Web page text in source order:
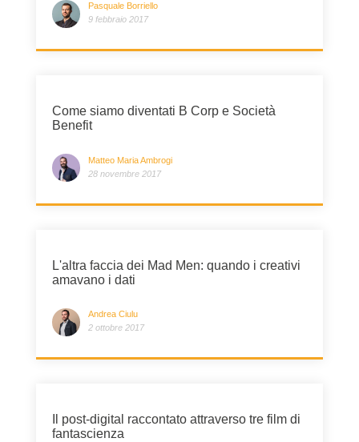
Pasquale Borriello
9 febbraio 2017
Come siamo diventati B Corp e Società
Benefit
Matteo Maria Ambrogi
28 novembre 2017
L'altra faccia dei Mad Men: quando i creativi
amavano i dati
Andrea Ciulu
2 ottobre 2017
Il post-digital raccontato attraverso tre film di
fantascienza